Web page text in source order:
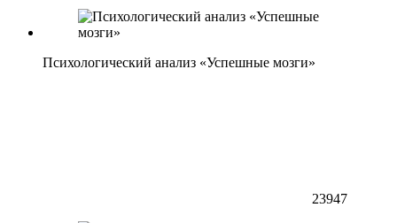
Психологический анализ «Успешные мозги»
23947